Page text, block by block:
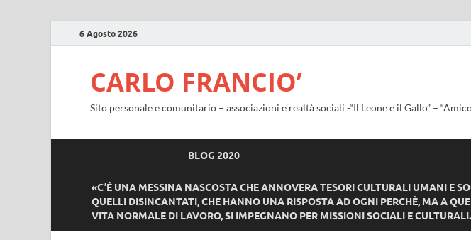
6 Agosto 2026
CARLO FRANCIO’
Sito personale e comunitario – associazioni e realtà sociali -“Il Leone e il Gallo” –
BLOG 2020
«C’È UNA MESSINA NASCOSTA CHE ANNOVERA TESORI CULTURALI UMANI E
QUELLI DISINCANTATI, CHE HANNO UNA RISPOSTA AD OGNI PERCHÈ, MA A
VITA NORMALE DI LAVORO, SI IMPEGNANO PER MISSIONI SOCIALI E